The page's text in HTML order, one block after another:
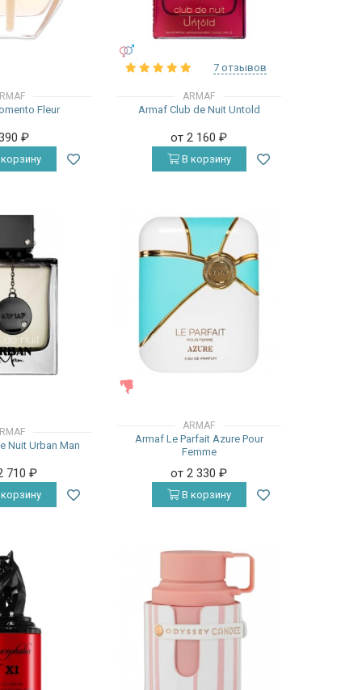
Fleur
₽
7 отзывов
ARMAF
Armaf Club de Nuit Untold
от 2 160₽
В корзину
Nuit Urban Man
710₽
ARMAF
Armaf Le Parfait Azure Pour
Femme
от 2 330₽
В корзину